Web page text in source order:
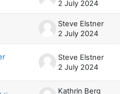
2 July 2024
Steve Elstner
2 July 2024
Steve Elstner
2 July 2024
Kathrin Berg